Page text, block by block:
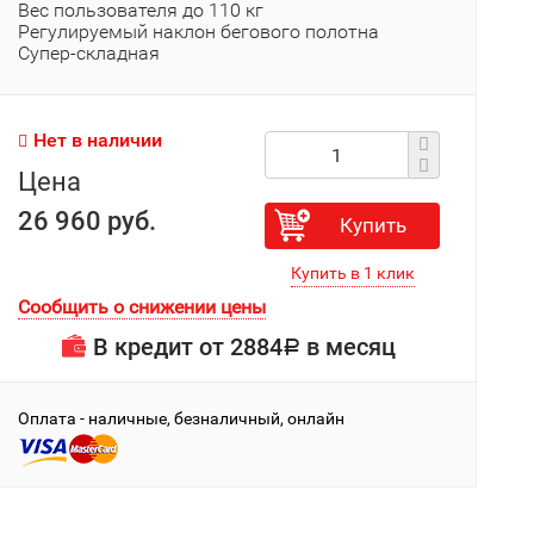
Вес пользователя до 110 кг
Регулируемый наклон бегового полотна
Супер-складная
Нет в наличии
Цена
26 960 руб.
Купить
Сообщить о снижении цены
В кредит от 2884Р в месяц
Оплата - наличные, безналичный, онлайн